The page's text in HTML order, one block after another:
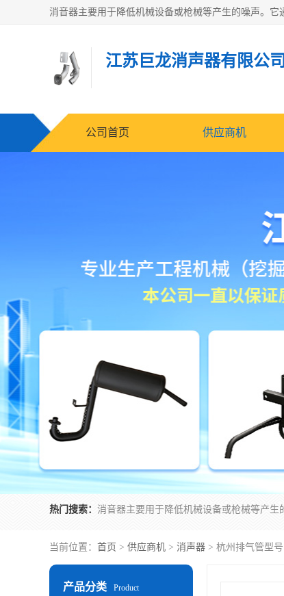
江苏巨龙消声器有限公司
公司首页 供应商机
热门搜索：
当前位置： 首页 > 供应商机 > 消声器 > 杭州排气管型号
产品分类 Product